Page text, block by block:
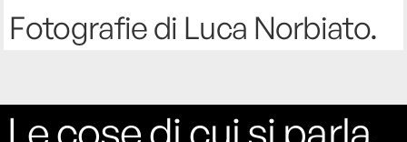
Fotografie di Luca Norbiato.